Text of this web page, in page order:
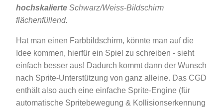
hochskalierte Schwarz/Weiss-Bildschirm
flächenfüllend.
Hat man einen Farbbildschirm, könnte man auf die
Idee kommen, hierfür ein Spiel zu schreiben - sieht
einfach besser aus! Dadurch kommt dann der Wunsch
nach Sprite-Unterstützung von ganz alleine. Das CGD
enthält also auch eine einfache Sprite-Engine (für
automatische Spritebewegung & Kollisionserkennung